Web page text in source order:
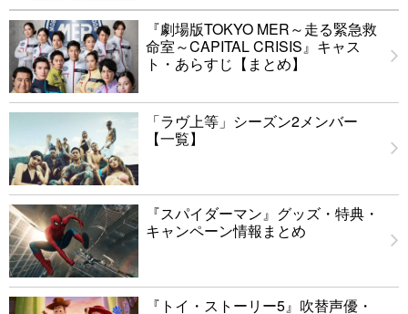
『劇場版TOKYO MER～走る緊急救
命室～CAPITAL CRISIS』キャス
ト・あらすじ【まとめ】
「ラヴ上等」シーズン2メンバー
【一覧】
『スパイダーマン』グッズ・特典・
キャンペーン情報まとめ
『トイ・ストーリー5』吹替声優・